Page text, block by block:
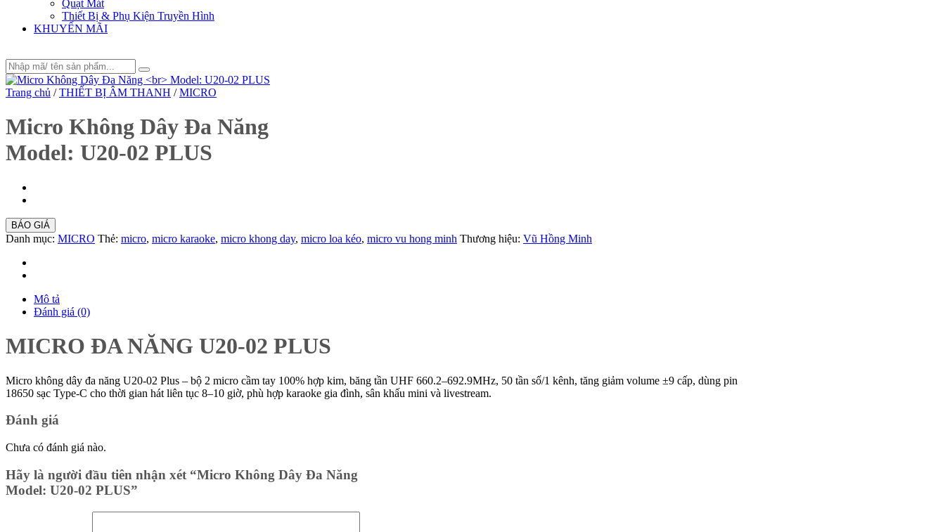
Quạt Mát
Thiết Bị & Phụ Kiện Truyền Hình
KHUYẾN MÃI
Trang chủ / THIẾT BỊ ÂM THANH / MICRO
Micro Không Dây Đa Năng
Model: U20-02 PLUS
BÁO GIÁ
Danh mục: MICRO Thẻ: micro, micro karaoke, micro khong day, micro loa kéo, micro vu hong minh Thương hiệu: Vũ Hồng Minh
Mô tả
Đánh giá (0)
MICRO ĐA NĂNG U20-02 PLUS
Micro không dây đa năng U20-02 Plus – bộ 2 micro cầm tay 100% hợp kim, băng tần UHF 660.2–692.9MHz, 50 tần số/1 kênh, tăng giảm volume ±9 cấp, dùng pin
18650 sạc Type-C cho thời gian hát liên tục 8–10 giờ, phù hợp karaoke gia đình, sân khấu mini và livestream.
Đánh giá
Chưa có đánh giá nào.
Hãy là người đầu tiên nhận xét “Micro Không Dây Đa Năng
Model: U20-02 PLUS”